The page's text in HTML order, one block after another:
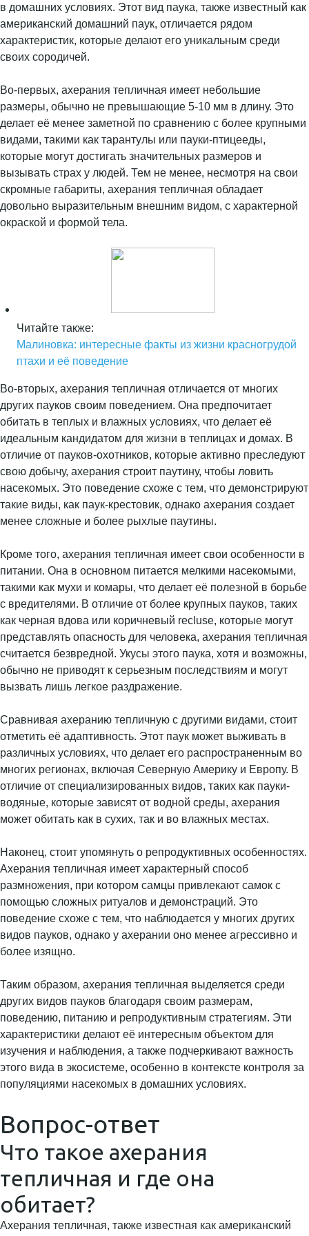
в домашних условиях. Этот вид паука, также известный как
американский домашний паук, отличается рядом
характеристик, которые делают его уникальным среди
своих сородичей.
Во-первых, ахерания тепличная имеет небольшие
размеры, обычно не превышающие 5-10 мм в длину. Это
делает её менее заметной по сравнению с более крупными
видами, такими как тарантулы или пауки-птицееды,
которые могут достигать значительных размеров и
вызывать страх у людей. Тем не менее, несмотря на свои
скромные габариты, ахерания тепличная обладает
довольно выразительным внешним видом, с характерной
окраской и формой тела.
Читайте также:
Малиновка: интересные факты из жизни красногрудой
птахи и её поведение
Во-вторых, ахерания тепличная отличается от многих
других пауков своим поведением. Она предпочитает
обитать в теплых и влажных условиях, что делает её
идеальным кандидатом для жизни в теплицах и домах. В
отличие от пауков-охотников, которые активно преследуют
свою добычу, ахерания строит паутину, чтобы ловить
насекомых. Это поведение схоже с тем, что демонстрируют
такие виды, как паук-крестовик, однако ахерания создает
менее сложные и более рыхлые паутины.
Кроме того, ахерания тепличная имеет свои особенности в
питании. Она в основном питается мелкими насекомыми,
такими как мухи и комары, что делает её полезной в борьбе
с вредителями. В отличие от более крупных пауков, таких
как черная вдова или коричневый recluse, которые могут
представлять опасность для человека, ахерания тепличная
считается безвредной. Укусы этого паука, хотя и возможны,
обычно не приводят к серьезным последствиям и могут
вызвать лишь легкое раздражение.
Сравнивая ахеранию тепличную с другими видами, стоит
отметить её адаптивность. Этот паук может выживать в
различных условиях, что делает его распространенным во
многих регионах, включая Северную Америку и Европу. В
отличие от специализированных видов, таких как пауки-
водяные, которые зависят от водной среды, ахерания
может обитать как в сухих, так и во влажных местах.
Наконец, стоит упомянуть о репродуктивных особенностях.
Ахерания тепличная имеет характерный способ
размножения, при котором самцы привлекают самок с
помощью сложных ритуалов и демонстраций. Это
поведение схоже с тем, что наблюдается у многих других
видов пауков, однако у ахерании оно менее агрессивно и
более изящно.
Таким образом, ахерания тепличная выделяется среди
других видов пауков благодаря своим размерам,
поведению, питанию и репродуктивным стратегиям. Эти
характеристики делают её интересным объектом для
изучения и наблюдения, а также подчеркивают важность
этого вида в экосистеме, особенно в контексте контроля за
популяциями насекомых в домашних условиях.
Вопрос-ответ
Что такое ахерания
тепличная и где она
обитает?
Ахерания тепличная, также известная как американский